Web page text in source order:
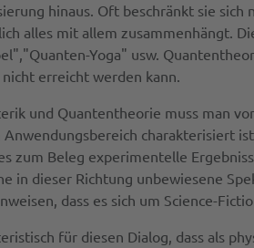
hinaus. Oft beschränkt sie sich
alles mit allem zusammenhängt.
Yoga" usw.
erreicht werden kann.
und Quantentheorie muss man
charakterisiert
Beleg experimentelle
in dieser Richtung unbewiesene
dass es sich um Science-
für diesen Dialog, dass als